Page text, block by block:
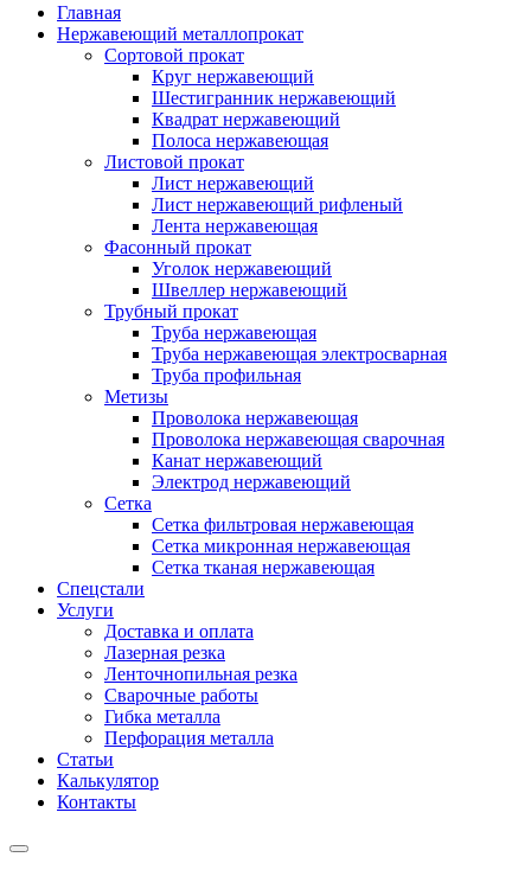
Главная
Нержавеющий металлопрокат
Сортовой прокат
Круг нержавеющий
Шестигранник нержавеющий
Квадрат нержавеющий
Полоса нержавеющая
Листовой прокат
Лист нержавеющий
Лист нержавеющий рифленый
Лента нержавеющая
Фасонный прокат
Уголок нержавеющий
Швеллер нержавеющий
Трубный прокат
Труба нержавеющая
Труба нержавеющая электросварная
Труба профильная
Метизы
Проволока нержавеющая
Проволока нержавеющая сварочная
Канат нержавеющий
Электрод нержавеющий
Сетка
Сетка фильтровая нержавеющая
Сетка микронная нержавеющая
Сетка тканая нержавеющая
Спецстали
Услуги
Доставка и оплата
Лазерная резка
Ленточнопильная резка
Сварочные работы
Гибка металла
Перфорация металла
Статьи
Калькулятор
Контакты